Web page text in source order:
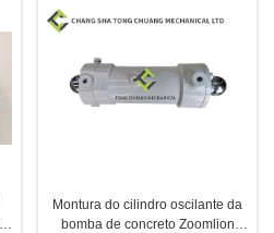
Montura do cilindro oscilante da
bomba de concreto Zoomlion